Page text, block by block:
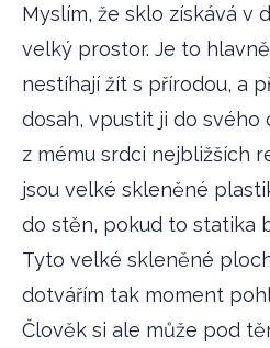
Myslím, že sklo získává v
velký prostor. Je to
nestíhají žít s přírodou, a
dosah, vpustit ji do svého
z mému srdci nejbližších
jsou velké skleněné
do stěn, pokud to statika
Tyto velké skleněné
dotvářím tak moment
Člověk si ale může pod